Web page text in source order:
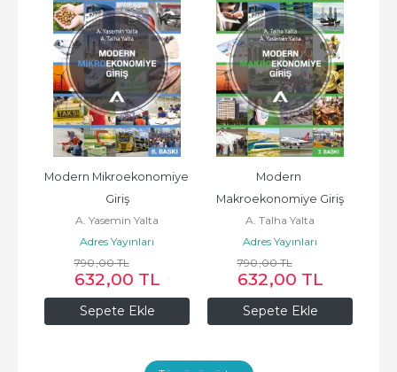
Sepete Ekle
Modern Mikroekonomiye
Giriş
A. Yasemin Yalta
Adres Yayınları
790,00TL
632,00 TL
Sepete Ekle
Modern
Makroekonomiye Giriş
A. Talha Yalta
Adres Yayınları
790,00TL
632,00 TL